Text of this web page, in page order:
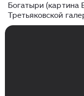
Богатыри
Третьяковской